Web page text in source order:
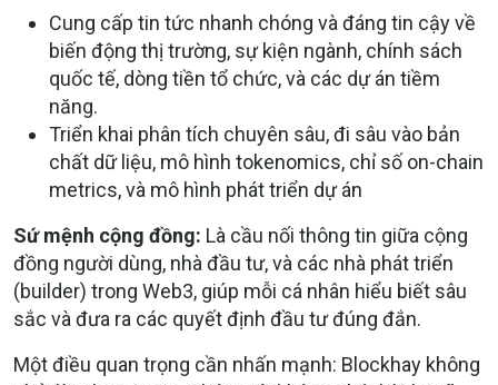
Cung cấp tin tức nhanh chóng và đáng tin cậy về
biến động thị trường, sự kiện ngành, chính sách
quốc tế, dòng tiền tổ chức, và các dự án tiềm
năng.
Triển khai phân tích chuyên sâu, đi sâu vào bản
chất dữ liệu, mô hình tokenomics, chỉ số on-chain
metrics, và mô hình phát triển dự án
Sứ mệnh cộng đồng: Là cầu nối thông tin giữa cộng
đồng người dùng, nhà đầu tư, và các nhà phát triển
(builder) trong Web3, giúp mỗi cá nhân hiểu biết sâu
sắc và đưa ra các quyết định đầu tư đúng đắn.
Một điều quan trọng cần nhấn mạnh: Blockhay không